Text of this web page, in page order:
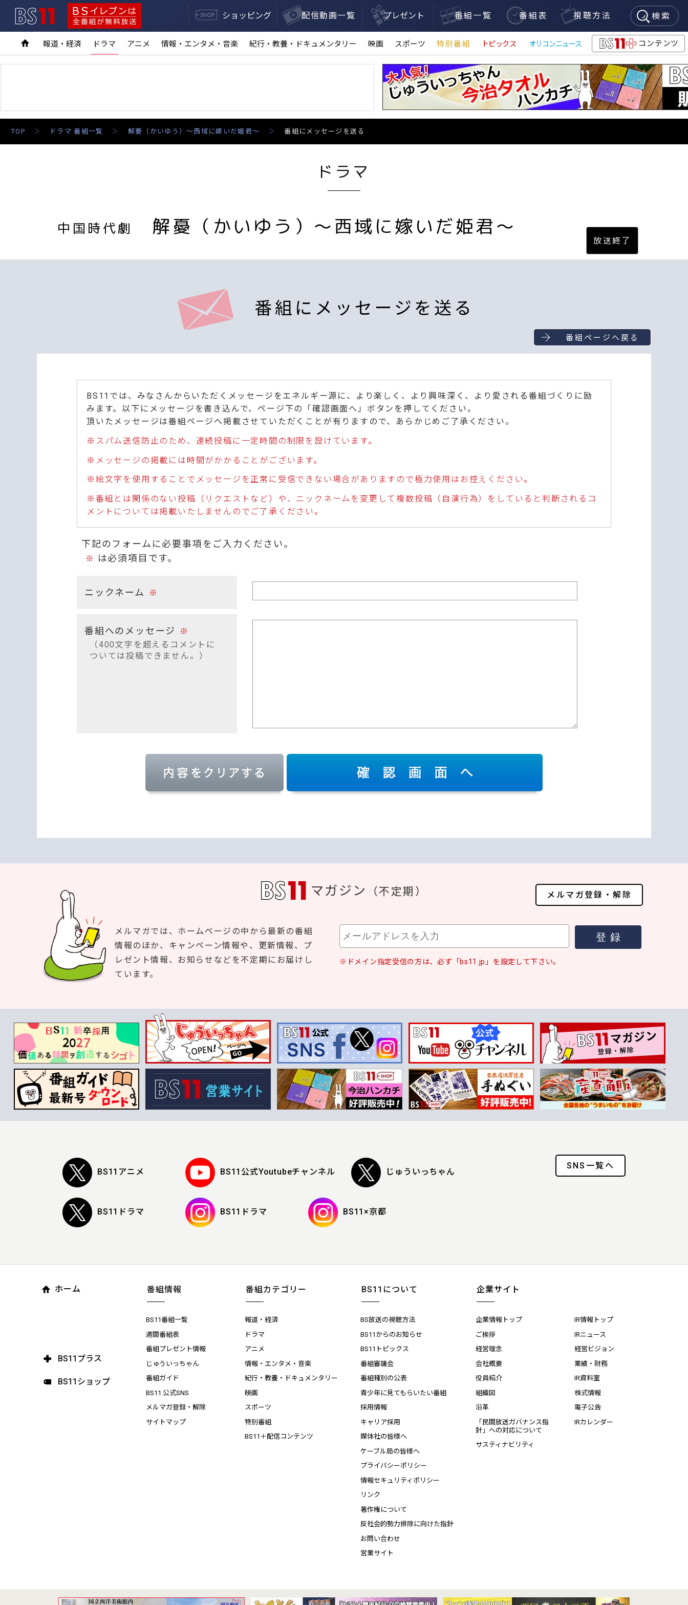
BSイレブンは全番組が無料放送
ショッピング 配信動画一覧 プレゼント 番組一覧 番組表 視聴方法 検索
報道・経済 ドラマ アニメ 情報・エンタメ・音楽 紀行・教養・ドキュメンタリー 映画 スポーツ 特別番組 トピックス
オリコンニュース
BS11+
コンテンツ
TOP ドラマ 番組一覧 解憂（かいゆう）～西域に嫁いだ姫君～ 番組にメッセージを送る
ドラマ
中国時代劇 解憂（かいゆう）～西域に嫁いだ姫君～
番組にメッセージを送る
番組ページへ戻る
BS11では、みなさんからいただくメッセージをエネルギー源に、より楽しく、より興味深く、より愛される番組づくりに励
みます。以下にメッセージを書き込んで、ページ下の「確認画面へ」ボタンを押してください。
頂いたメッセージは番組ページへ掲載させていただくことが有りますので、あらかじめご了承ください。
※スパム送信防止のため、連続投稿に一定時間の制限を設けています。
※メッセージの掲載には時間がかかることがございます。
※絵文字を使用することでメッセージを正常に受信できない場合がありますので極力使用はお控えください。
※番組とは関係のない投稿（リクエストなど）や、ニックネームを変更して複数投稿（自演行為）をしていると判断されるコ
メントについては掲載いたしませんのでご了承ください。
下記のフォームに必要事項をご入力ください。
※ は必須項目です。
ニックネーム ※
番組へのメッセージ
※
（400文字を超えるコメントに
ついては投稿できません。）
マガジン （不定期） メルマガ登録・解除
メルマガでは、ホームページの中から最新の番組
情報のほか、キャンペーン情報や、更新情報、プ
レゼント情報、お知らせなどを不定期にお届けし
ています。
※ドメイン指定受信の方は、必ず「bs11.jp」を設定して下さい。
SNS一覧へ
BS11アニメ BS11公式Youtubeチャンネル じゅういっちゃん
BS11ドラマ BS11ドラマ BS11×京都
ホーム
BS11プラス
BS11ショップ
番組情報
BS11番組一覧
週間番組表
番組プレゼント情報
じゅういっちゃん
番組ガイド
BS11 公式SNS
メルマガ登録・解除
サイトマップ
番組カテゴリー
報道・経済
ドラマ
アニメ
情報・エンタメ・音楽
紀行・教養・ドキュメンタリー
映画
スポーツ
特別番組
BS11＋配信コンテンツ
BS11について
BS放送の視聴方法
BS11からのお知らせ
BS11トピックス
番組審議会
番組種別の公表
青少年に見てもらいたい番組
採用情報
キャリア採用
媒体社の皆様へ
ケーブル局の皆様へ
プライバシーポリシー
情報セキュリティポリシー
リンク
著作権について
反社会的勢力排除に向けた指針
お問い合わせ
営業サイト
企業サイト
企業情報トップ
ご挨拶
経営理念
会社概要
役員紹介
組織図
沿革
「民間放送ガバナンス指
針」への対応について
サスティナビリティ
IR情報トップ
IRニュース
経営ビジョン
業績・財務
IR資料室
株式情報
電子公告
IRカレンダー